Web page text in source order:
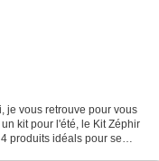
je vous retrouve pour vous
kit pour l'été, le Kit Zéphir
produits idéals pour se